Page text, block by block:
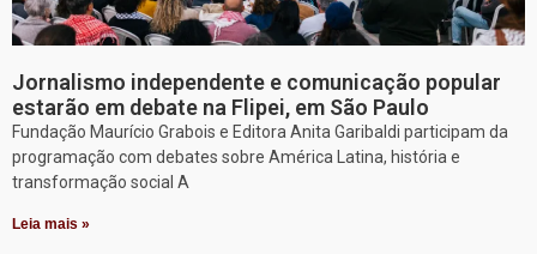
Jornalismo independente e comunicação popular
estarão em debate na Flipei, em São Paulo
Fundação Maurício Grabois e Editora Anita Garibaldi participam da
programação com debates sobre América Latina, história e
transformação social A
Leia mais »